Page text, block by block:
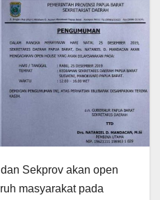
Sekprov akan open
masyarakat pada